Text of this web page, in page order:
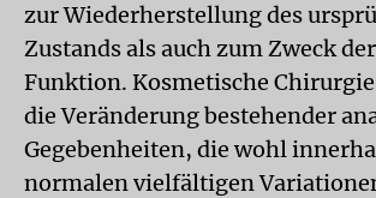
zur Wiederherstellung des
Zustands als auch zum Zweck
Funktion. Kosmetische
die Veränderung bestehender
Gegebenheiten, die wohl
normalen vielfältigen